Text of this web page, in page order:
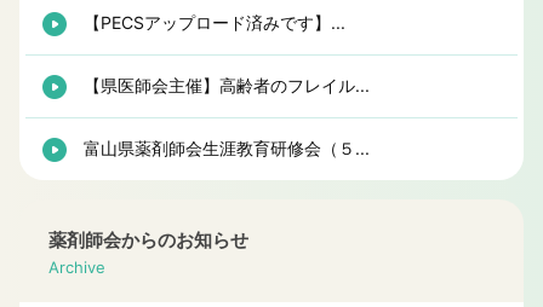
【PECSアップロード済みです】...
【県医師会主催】高齢者のフレイル...
富山県薬剤師会生涯教育研修会（５...
薬剤師会からのお知らせ
Archive